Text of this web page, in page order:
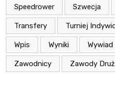
Speedrower Szwecja
Transfery Turniej
Wpis Wyniki Wywiad
Zawodnicy Zawody